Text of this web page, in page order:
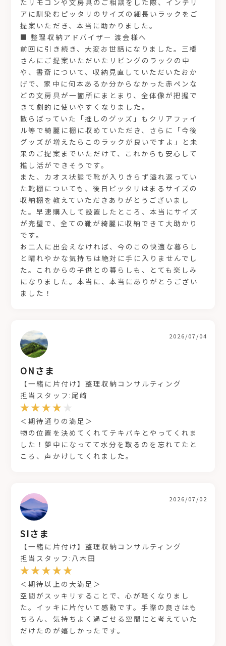
たリモコンや文房具のご相談をした際、インテリ
アに馴染むピッタリのサイズの細長いラックをご
提案いただき、本当に助かりました。
■ 整理収納アドバイザー 渡会様へ
前回に引き続き、大変お世話になりました。三橋
さんにご提案いただいたリビングのラックの中
や、書斎について、収納見直していただいたおか
げで、家中に何本あるか分からなかった赤ペンな
どの文房具が一箇所にまとまり、全体像が把握で
きて劇的に使いやすくなりました。
散らばっていた「推しのグッズ」もクリアファイ
ル等で綺麗に棚に収めていただき、さらに「今後
グッズが増えたらこのラックが良いですよ」と未
来のご提案までいただけて、これからも安心して
推し活ができそうです。
また、カオス状態で靴が入りきらず溢れ返ってい
た靴棚についても、後日ピッタリはまるサイズの
収納棚を教えていただきありがとうございまし
た。早速購入して設置したところ、本当にサイズ
が完璧で、全ての靴が綺麗に収納できて大助かり
です。
お二人に出会えなければ、今のこの快適な暮らし
と晴れやかな気持ちは絶対に手に入りませんでし
た。これからの子供との暮らしも、とても楽しみ
になりました。本当に、本当にありがとうござい
ました！
ONさま
2026/07/04
【一緒に片付け】整理収納コンサルティング
担当スタッフ:尾﨑
＜期待通りの満足＞
物の位置を決めてくれてテキパキとやってくれま
した！夢中になってて水分を取るのを忘れてたと
ころ、声かけしてくれました。
SIさま
2026/07/02
【一緒に片付け】整理収納コンサルティング
担当スタッフ:八木田
＜期待以上の大満足＞
空間がスッキリすることで、心が軽くなりまし
た。イッキに片付いて感動です。手際の良さはも
ちろん、気持ちよく過ごせる空間にと考えていた
だけたのが嬉しかったです。